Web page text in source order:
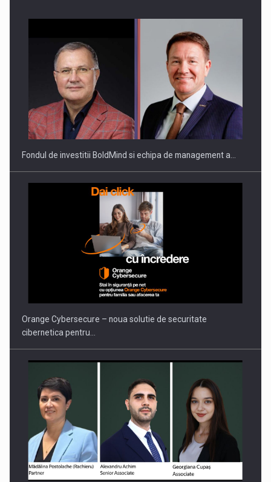
ROOTED IN ROMANIA, BUILT TO DELIVER TECHNOLOGY FOR
THE…
PUTTING ROMANIAN CORPORATE COMPANIES ON THE
INTERNATIONAL BUSINESS SCENE
Fondul de investitii BoldMind si echipa de management a…
Orange Cybersecure – noua solutie de securitate
cibernetica pentru…